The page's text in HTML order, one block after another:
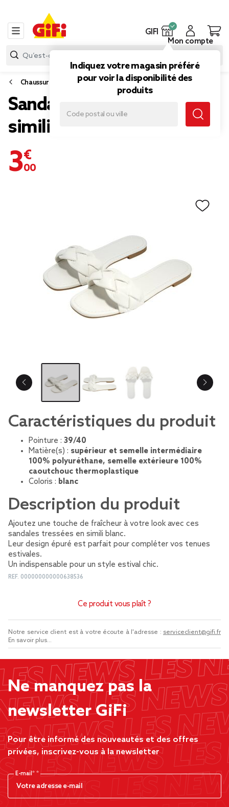
GIFI
Indiquez votre magasin préféré
pour voir la disponibilité des
produits
Mon compte
Chaussures
Sandales femme tressées
simili blanc 39/40
3,00 €
Caractéristiques du produit
Pointure : 39/40
Matière(s) : supérieur et semelle intermédiaire
100% polyuréthane, semelle extérieure 100%
caoutchouc thermoplastique
Coloris : blanc
Description du produit
Ajoutez une touche de fraîcheur à votre look avec ces
sandales tressées en simili blanc.
Leur design épuré est parfait pour compléter vos tenues
estivales.
Un indispensable pour un style estival chic.
REF. 000000000000638536
Ce produit vous plaît ?
Notre service client est à votre écoute à l'adresse : serviceclient@gifi.fr
En savoir plus...
Ne manquez pas la
newsletter GiFi
Pour être informé des nouveautés et des offres
privées, inscrivez-vous à la newsletter
E-mail*